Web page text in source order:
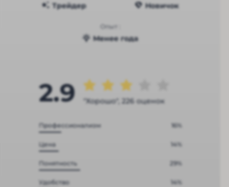
Трейдер Новичок
Опыт :
Менее года
2.9 "Хорошо", 226 оценок
Профессионализм 16%
Цена 14%
Понятность 29%
Удобство 14%